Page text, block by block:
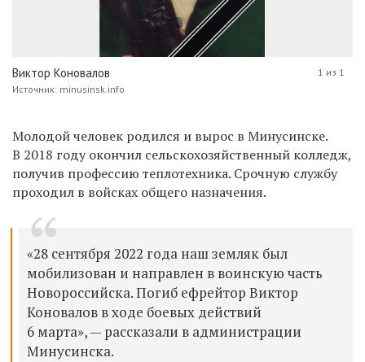
Виктор Коновалов
Источник: minusinsk.info
1 из 1
Молодой человек родился и вырос в Минусинске.
В 2018 году окончил сельскохозяйственный колледж,
получив профессию теплотехника. Срочную службу
проходил в войсках общего назначения.
«28 сентября 2022 года наш земляк был
мобилизован и направлен в воинскую часть
Новороссийска. Погиб ефрейтор Виктор
Коновалов в ходе боевых действий
6 марта», — рассказали в администрации
Минусинска.